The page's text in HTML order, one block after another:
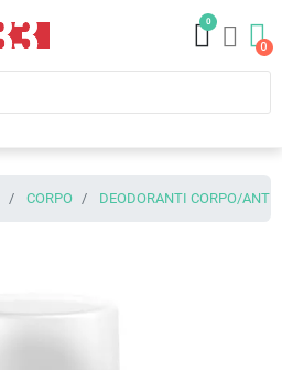
0
CORPO DEODORANTI CORPO/